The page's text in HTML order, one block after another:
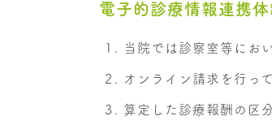
電子的診療情報連携
当院では診察室等にお
オンライン請求を行って
算定した診療報酬の区